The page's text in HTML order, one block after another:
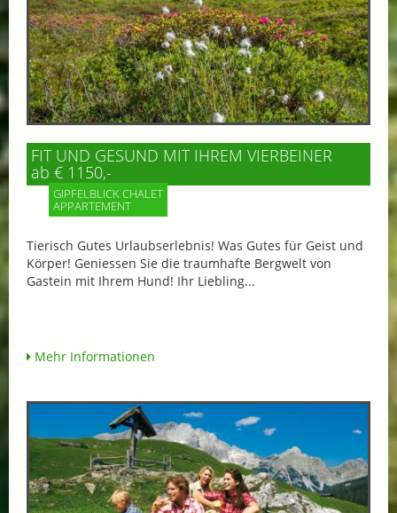
FIT UND GESUND MIT IHREM VIERBEINER
ab € 1150,-
GIPFELBLICK CHALET
APPARTEMENT
Tierisch Gutes Urlaubserlebnis! Was Gutes für Geist und
Körper! Geniessen Sie die traumhafte Bergwelt von
Gastein mit Ihrem Hund! Ihr Liebling...
Mehr Informationen